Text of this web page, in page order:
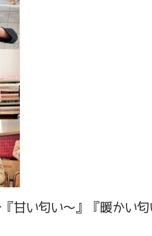
甘い匂い～』『暖かい